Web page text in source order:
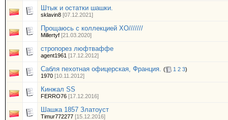
Штык и остатки шашки.
sklavin8 [07.12.2021]
Прощаюсь с коллекцией ХО///////
Millertyf [21.03.2020]
стропорез люфтваффе
agent1961 [17.12.2012]
Сабля пехотная офицерская, Франция. ( 1 2 3)
1970 [10.11.2012]
Кинжал SS
FERRO76 [17.12.2016]
Шашка 1857 Златоуст
Timur772277 [15.12.2016]